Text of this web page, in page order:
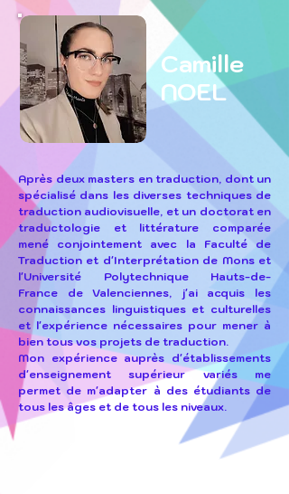
Camille
NOEL
Après deux masters en traduction, dont un
spécialisé dans les diverses techniques de
traduction audiovisuelle, et un doctorat en
traductologie et littérature comparée
mené conjointement avec la Faculté de
Traduction et d'Interprétation de Mons et
l'Université Polytechnique Hauts-de-
France de Valenciennes, j'ai acquis les
connaissances linguistiques et culturelles
et l'expérience nécessaires pour mener à
bien tous vos projets de traduction.
Mon expérience auprès d'établissements
d'enseignement supérieur variés me
permet de m'adapter à des étudiants de
tous les âges et de tous les niveaux.